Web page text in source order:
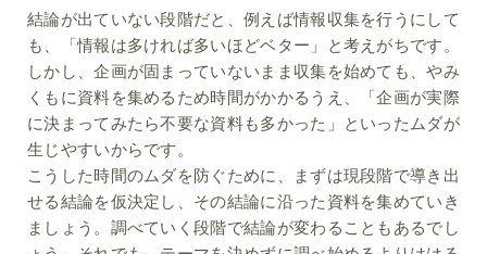
結論が出ていない段階だと、例えば情報収集を行うにして
も、「情報は多ければ多いほどベター」と考えがちです。
しかし、企画が固まっていないまま収集を始めても、やみ
くもに資料を集めるため時間がかかるうえ、「企画が実際
に決まってみたら不要な資料も多かった」といったムダが
生じやすいからです。
こうした時間のムダを防ぐために、まずは現段階で導き出
せる結論を仮決定し、その結論に沿った資料を集めていき
ましょう。調べていく段階で結論が変わることもあるでし